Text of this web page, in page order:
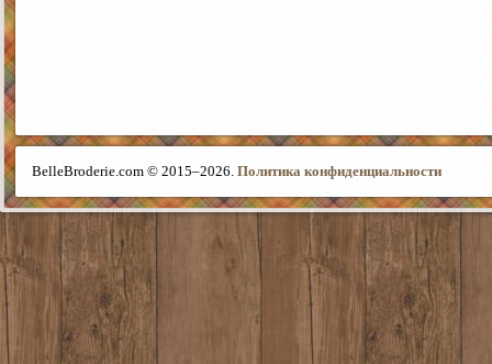
BelleBroderie.com © 2015–2026. Политика конфиденциальности